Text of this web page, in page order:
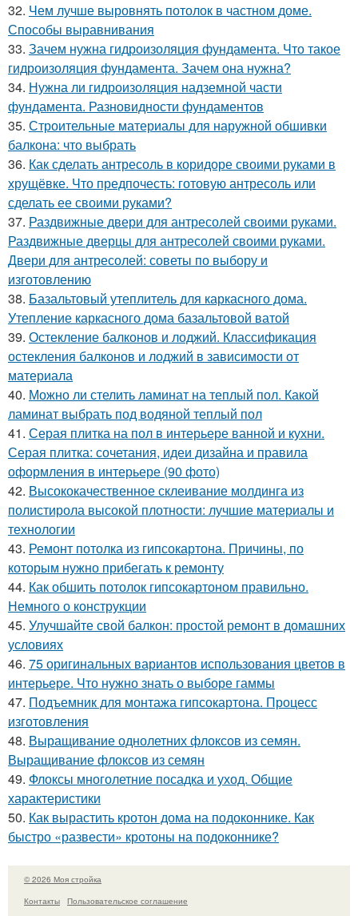
32. Чем лучше выровнять потолок в частном доме.
Способы выравнивания
33. Зачем нужна гидроизоляция фундамента. Что такое
гидроизоляция фундамента. Зачем она нужна?
34. Нужна ли гидроизоляция надземной части
фундамента. Разновидности фундаментов
35. Строительные материалы для наружной обшивки
балкона: что выбрать
36. Как сделать антресоль в коридоре своими руками в
хрущёвке. Что предпочесть: готовую антресоль или
сделать ее своими руками?
37. Раздвижные двери для антресолей своими руками.
Раздвижные дверцы для антресолей своими руками.
Двери для антресолей: советы по выбору и
изготовлению
38. Базальтовый утеплитель для каркасного дома.
Утепление каркасного дома базальтовой ватой
39. Остекление балконов и лоджий. Классификация
остекления балконов и лоджий в зависимости от
материала
40. Можно ли стелить ламинат на теплый пол. Какой
ламинат выбрать под водяной теплый пол
41. Серая плитка на пол в интерьере ванной и кухни.
Серая плитка: сочетания, идеи дизайна и правила
оформления в интерьере (90 фото)
42. Высококачественное склеивание молдинга из
полистирола высокой плотности: лучшие материалы и
технологии
43. Ремонт потолка из гипсокартона. Причины, по
которым нужно прибегать к ремонту
44. Как обшить потолок гипсокартоном правильно.
Немного о конструкции
45. Улучшайте свой балкон: простой ремонт в домашних
условиях
46. 75 оригинальных вариантов использования цветов в
интерьере. Что нужно знать о выборе гаммы
47. Подъемник для монтажа гипсокартона. Процесс
изготовления
48. Выращивание однолетних флоксов из семян.
Выращивание флоксов из семян
49. Флоксы многолетние посадка и уход. Общие
характеристики
50. Как вырастить кротон дома на подоконнике. Как
быстро «развести» кротоны на подоконнике?
© 2026 Моя стройка
Контакты
Пользовательское соглашение